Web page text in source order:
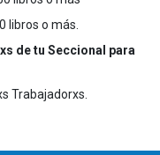
libros o más.
de tu Seccional para
Trabajadorxs.